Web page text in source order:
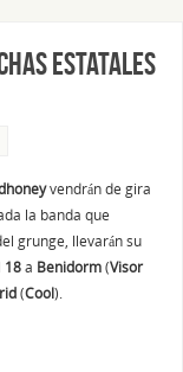
estatales
vendrán de gira
la banda que
grunge, llevarán su
18a Benidorm(Visor
(Cool).